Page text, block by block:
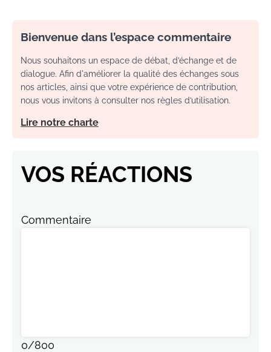
Bienvenue dans l’espace commentaire
Nous souhaitons un espace de débat, d’échange et de
dialogue. Afin d'améliorer la qualité des échanges sous
nos articles, ainsi que votre expérience de contribution,
nous vous invitons à consulter nos règles d’utilisation.
Lire notre charte
VOS RÉACTIONS
Commentaire
0/800